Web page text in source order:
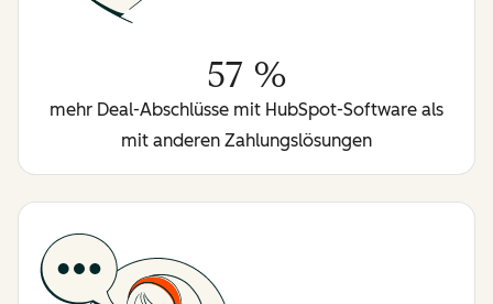
57 %
mehr Deal-Abschlüsse mit HubSpot-Software als
mit anderen Zahlungslösungen